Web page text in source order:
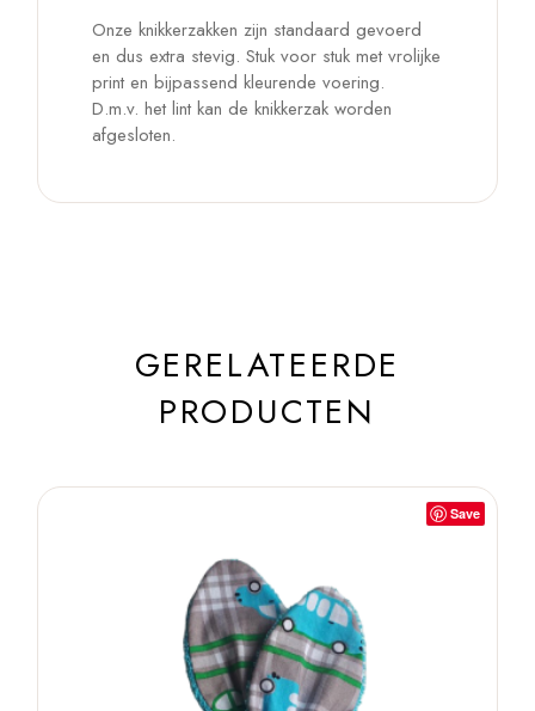
Onze knikkerzakken zijn standaard gevoerd
en dus extra stevig. Stuk voor stuk met vrolijke
print en bijpassend kleurende voering.
D.m.v. het lint kan de knikkerzak worden
afgesloten.
GERELATEERDE
PRODUCTEN
Save